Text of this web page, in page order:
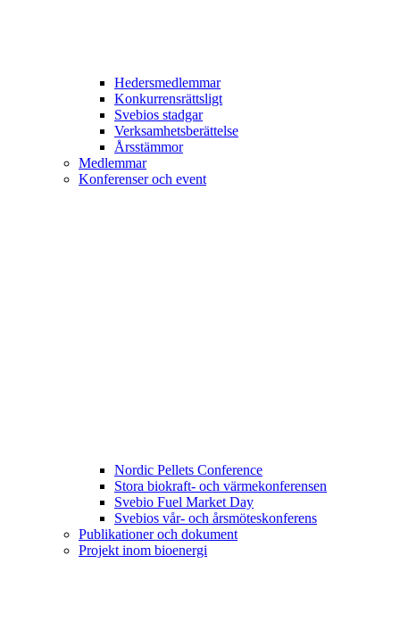
Hedersmedlemmar
Konkurrensrättsligt
Svebios stadgar
Verksamhetsberättelse
Årsstämmor
Medlemmar
Konferenser och event
Nordic Pellets Conference
Stora biokraft- och värmekonferensen
Svebio Fuel Market Day
Svebios vår- och årsmöteskonferens
Publikationer och dokument
Projekt inom bioenergi